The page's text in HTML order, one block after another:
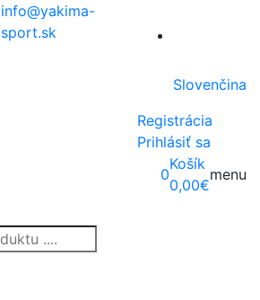
info@yakima-
sport.sk
Slovenčina
Registrácia
Prihlásiť sa
0
Košík
0,00€
menu